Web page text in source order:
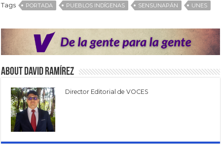
Tags PORTADA PUEBLOS INDÍGENAS SENSUNAPÁN UNES
About David Ramírez
Director Editorial de VOCES